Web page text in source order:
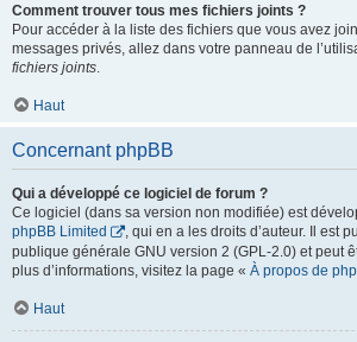
Comment trouver tous mes fichiers joints ?
Pour accéder à la liste des fichiers que vous avez
messages privés, allez dans votre panneau de
fichiers joints.
Haut
Concernant phpBB
Qui a développé ce logiciel de forum ?
Ce logiciel (dans sa version non modifiée) est
phpBB Limited
, qui en a les droits d’auteur. Il est
publique générale GNU version 2 (GPL-2.0) et peut
plus d’informations, visitez la page « À propos de
Haut